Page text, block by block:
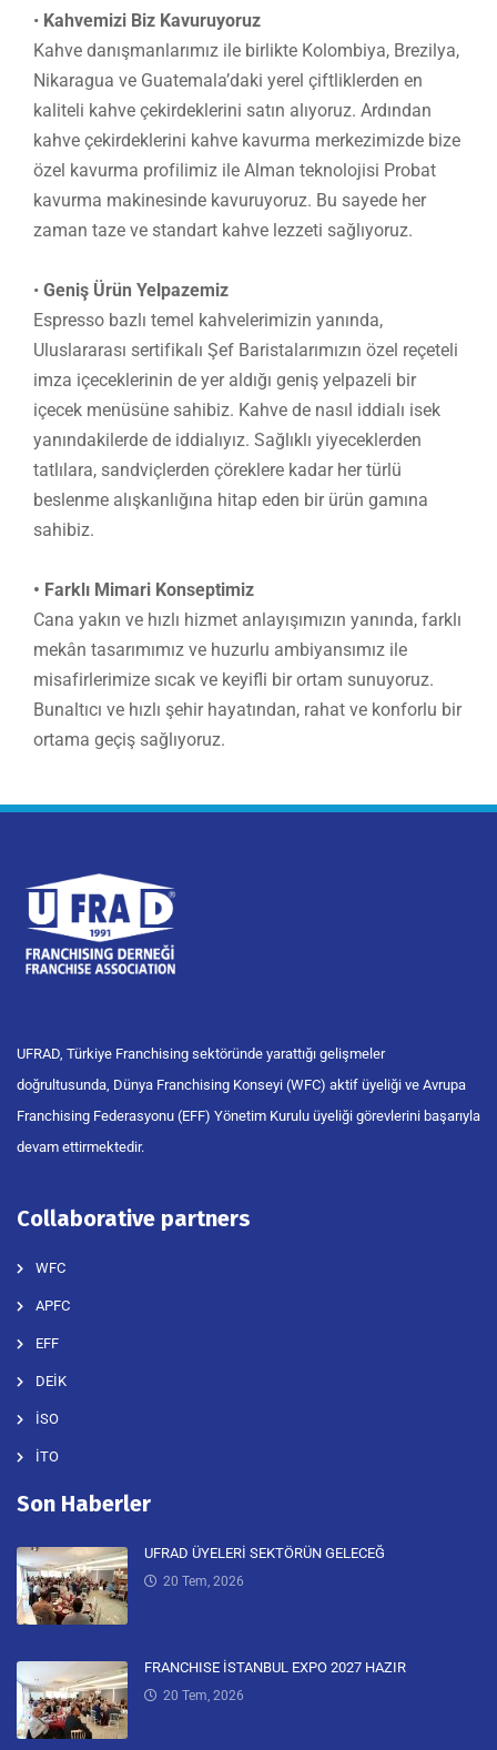
• Kahvemizi Biz Kavuruyoruz
Kahve danışmanlarımız ile birlikte Kolombiya, Brezilya,
Nikaragua ve Guatemala’daki yerel çiftliklerden en
kaliteli kahve çekirdeklerini satın alıyoruz. Ardından
kahve çekirdeklerini kahve kavurma merkezimizde bize
özel kavurma profilimiz ile Alman teknolojisi Probat
kavurma makinesinde kavuruyoruz. Bu sayede her
zaman taze ve standart kahve lezzeti sağlıyoruz.
• Geniş Ürün Yelpazemiz
Espresso bazlı temel kahvelerimizin yanında,
Uluslararası sertifikalı Şef Baristalarımızın özel reçeteli
imza içeceklerinin de yer aldığı geniş yelpazeli bir
içecek menüsüne sahibiz. Kahve de nasıl iddialı isek
yanındakilerde de iddialıyız. Sağlıklı yiyeceklerden
tatlılara, sandviçlerden çöreklere kadar her türlü
beslenme alışkanlığına hitap eden bir ürün gamına
sahibiz.
• Farklı Mimari Konseptimiz
Cana yakın ve hızlı hizmet anlayışımızın yanında, farklı
mekân tasarımımız ve huzurlu ambiyansımız ile
misafirlerimize sıcak ve keyifli bir ortam sunuyoruz.
Bunaltıcı ve hızlı şehir hayatından, rahat ve konforlu bir
ortama geçiş sağlıyoruz.
UFRAD, Türkiye Franchising sektöründe yarattığı gelişmeler
doğrultusunda, Dünya Franchising Konseyi (WFC) aktif üyeliği ve Avrupa
Franchising Federasyonu (EFF) Yönetim Kurulu üyeliği görevlerini başarıyla
devam ettirmektedir.
Collaborative partners
WFC
APFC
EFF
DEİK
İSO
İTO
Son Haberler
UFRAD ÜYELERİ SEKTÖRÜN GELECEĞ
20 Tem, 2026
FRANCHISE İSTANBUL EXPO 2027 HAZIR
20 Tem, 2026